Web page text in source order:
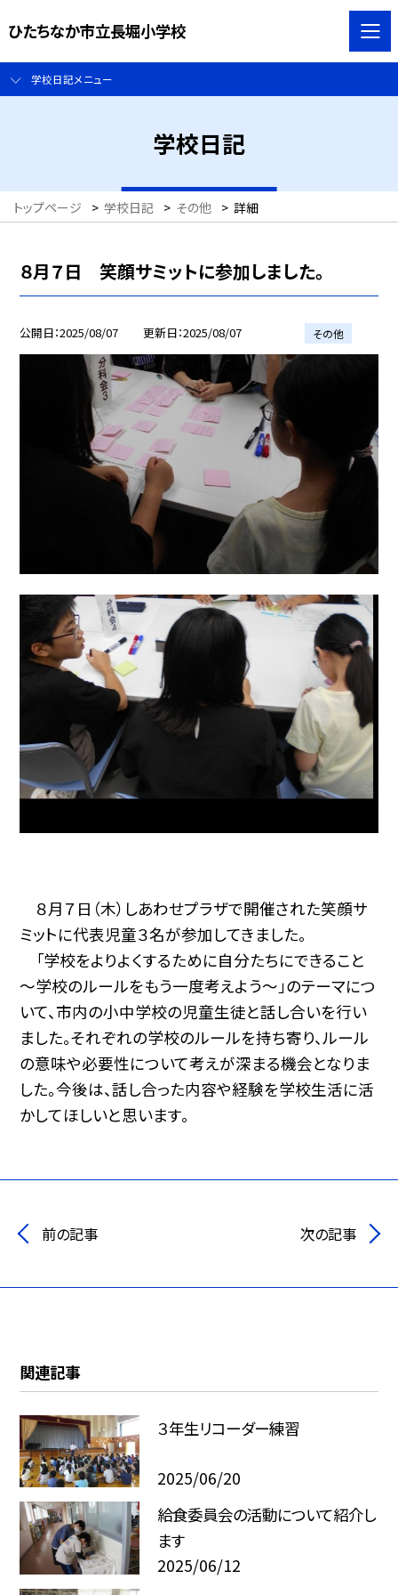
ひたちなか市立長堀小学校
学校日記メニュー
学校日記
トップページ > 学校日記 > その他 > 詳細
８月７日 笑顔サミットに参加しました。
公開日 2025/08/07 更新日 2025/08/07 その他
８月７日（木）しあわせプラザで開催された笑顔サ
ミットに代表児童３名が参加してきました。
「学校をよりよくするために自分たちにできること
～学校のルールをもう一度考えよう～」のテーマにつ
いて、市内の小中学校の児童生徒と話し合いを行い
ました。それぞれの学校のルールを持ち寄り、ルール
の意味や必要性について考えが深まる機会となりま
した。今後は、話し合った内容や経験を学校生活に活
かしてほしいと思います。
前の記事 次の記事
関連記事
３年生リコーダー練習
2025/06/20
給食委員会の活動について紹介し
ます
2025/06/12